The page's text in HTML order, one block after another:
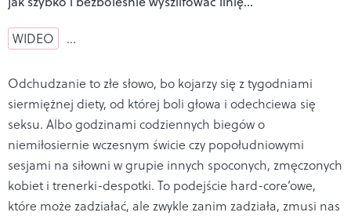
WIDEO …
Odchudzanie to złe słowo, bo kojarzy się z tygodniami
siermiężnej diety, od której boli głowa i odechciewa się
seksu. Albo godzinami codziennych biegów o
niemiłosiernie wczesnym świcie czy popołudniowymi
sesjami na siłowni w grupie innych spoconych, zmęczonych
kobiet i trenerki-despotki. To podejście hard-core’owe,
które może zadziałać, ale zwykle zanim zadziała, zmusi nas